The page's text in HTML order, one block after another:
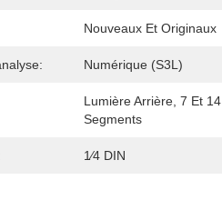
Nouveaux Et Originaux
Numérique (S3L)
Lumière Arrière, 7 Et 14
Segments
1⁄4 DIN